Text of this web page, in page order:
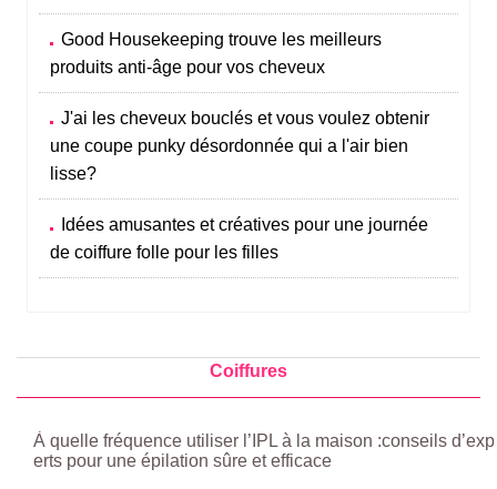
Good Housekeeping trouve les meilleurs
produits anti-âge pour vos cheveux
J'ai les cheveux bouclés et vous voulez obtenir
une coupe punky désordonnée qui a l'air bien
lisse?
Idées amusantes et créatives pour une journée
de coiffure folle pour les filles
Coiffures
À quelle fréquence utiliser l’IPL à la maison :conseils d’exp
erts pour une épilation sûre et efficace